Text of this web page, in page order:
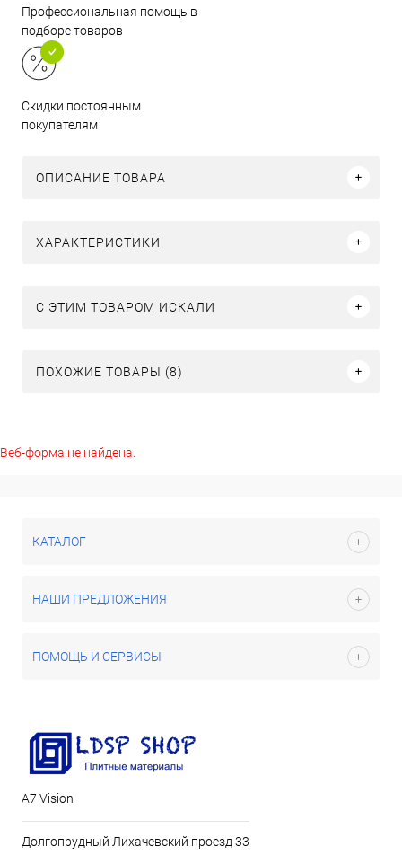
Профессиональная помощь в
подборе товаров
Скидки постоянным
покупателям
ОПИСАНИЕ ТОВАРА
ХАРАКТЕРИСТИКИ
C ЭТИМ ТОВАРОМ ИСКАЛИ
ПОХОЖИЕ ТОВАРЫ (8)
Веб-форма не найдена.
КАТАЛОГ
НАШИ ПРЕДЛОЖЕНИЯ
ПОМОЩЬ И СЕРВИСЫ
А7 Vision
Долгопрудный Лихачевский проезд 33